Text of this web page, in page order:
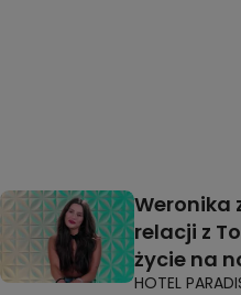
Weronika
relacji z
życie na
HOTEL